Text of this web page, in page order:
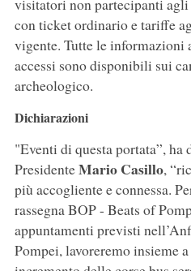
visitatori non partecipanti
con ticket ordinario e tariffe
vigente. Tutte le informazioni
accessi sono disponibili sui
archeologico.
Dichiarazioni
"Eventi di questa portata”,
PresidenteMarioCasillo,
più accogliente e connessa.
rassegna BOP - Beats of
appuntamenti previsti
Pompei, lavoreremo insieme